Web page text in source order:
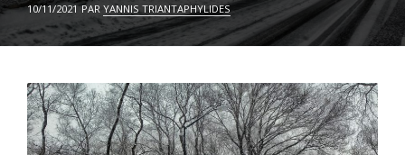
ON
10/11/2021 PAR YANNIS TRIANTAPHYLIDES